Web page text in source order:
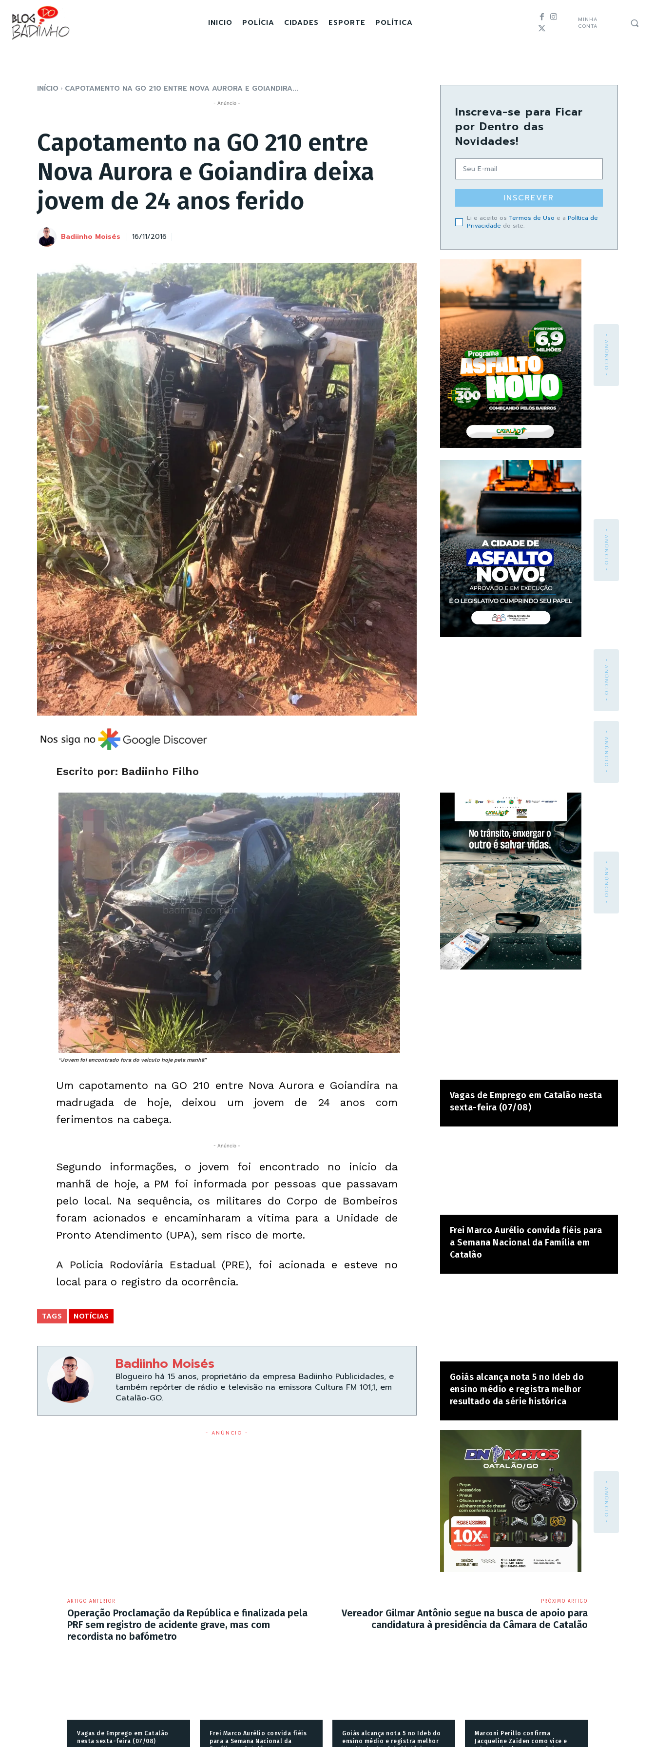
INICIO POLÍCIA CIDADES ESPORTE POLÍTICA
MINHA
CONTA
INÍCIO CAPOTAMENTO NA GO 210 ENTRE NOVA AURORA E GOIANDIRA...
- Anúncio -
Capotamento na GO 210 entre
Nova Aurora e Goiandira deixa
jovem de 24 anos ferido
Badiinho Moisés 16/11/2016
Escrito por: Badiinho Filho
“Jovem foi encontrado fora do veículo hoje pela manhã”
Um capotamento na GO 210 entre Nova Aurora e Goiandira na
madrugada de hoje, deixou um jovem de 24 anos com
ferimentos na cabeça.
- Anúncio -
Segundo informações, o jovem foi encontrado no início da
manhã de hoje, a PM foi informada por pessoas que passavam
pelo local. Na sequência, os militares do Corpo de Bombeiros
foram acionados e encaminharam a vítima para a Unidade de
Pronto Atendimento (UPA), sem risco de morte.
A Polícia Rodoviária Estadual (PRE), foi acionada e esteve no
local para o registro da ocorrência.
TAGS NOTÍCIAS
Badiinho Moisés
Blogueiro há 15 anos, proprietário da empresa Badiinho Publicidades, e
também repórter de rádio e televisão na emissora Cultura FM 101,1, em
Catalão-GO.
- ANÚNCIO -
Inscreva-se para Ficar
por Dentro das
Novidades!
INSCREVER
Li e aceito os Termos de Uso e a Política de
Privacidade do site.
- ANÚNCIO -
- ANÚNCIO -
- ANÚNCIO -
- ANÚNCIO -
- ANÚNCIO -
Vagas de Emprego em Catalão nesta
sexta-feira (07/08)
Frei Marco Aurélio convida fiéis para
a Semana Nacional da Família em
Catalão
Goiás alcança nota 5 no Ideb do
ensino médio e registra melhor
resultado da série histórica
- ANÚNCIO -
ARTIGO ANTERIOR
Operação Proclamação da República e finalizada pela
PRF sem registro de acidente grave, mas com
recordista no bafómetro
PRÓXIMO ARTIGO
Vereador Gilmar Antônio segue na busca de apoio para
candidatura à presidência da Câmara de Catalão
Vagas de Emprego em Catalão
nesta sexta-feira (07/08)
Frei Marco Aurélio convida fiéis
para a Semana Nacional da
Goiás alcança nota 5 no Ideb do
ensino médio e registra melhor
Marconi Perillo confirma
Jacqueline Zaiden como vice e